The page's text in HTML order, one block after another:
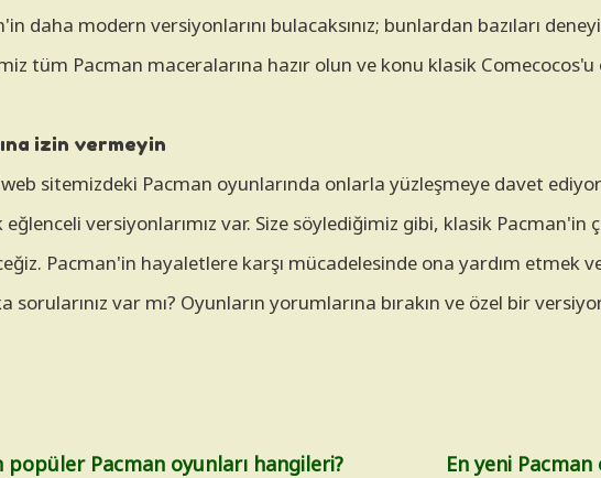
daha modern versiyonlarını bulacaksınız; bunlardan bazıları
tüm Pacman maceralarına hazır olun ve konu klasik
izin vermeyin
sitemizdeki Pacman oyunlarında onlarla yüzleşmeye davet
versiyonlarımız var. Size söylediğimiz gibi, klasik
Pacman'in hayaletlere karşı mücadelesinde ona yardım etmek
var mı? Oyunların yorumlarına bırakın ve özel bir
popüler Pacman oyunları hangileri? En yeni